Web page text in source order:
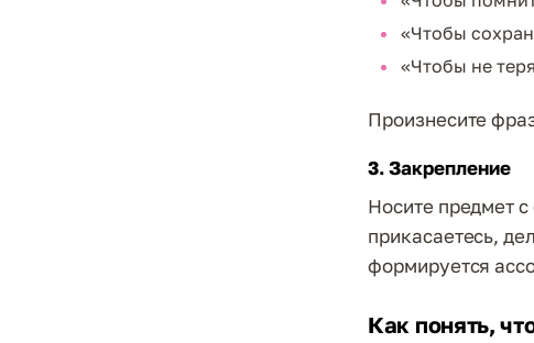
«Чтобы
«Чтобы не
Произнесите
3. Закрепление
Носите предмет
прикасаетесь,
формируется
Как понять,